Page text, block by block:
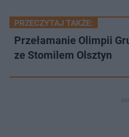
PRZECZYTAJ TAKŻE:
Przełamanie Olimpii
ze Stomilem Olsztyn